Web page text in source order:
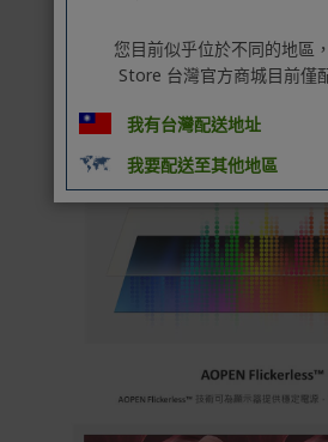
您目前似乎位於不同的地區
Store 台灣官方商城目前僅
我有台灣配送地址
我要配送至其他地區